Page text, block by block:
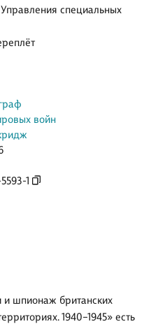
специальных
войн
1
и шпионаж британских
1940–1945» есть